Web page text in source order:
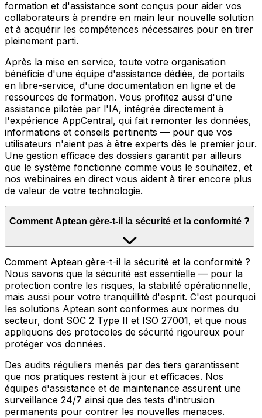
formation et d'assistance sont conçus pour aider vos
collaborateurs à prendre en main leur nouvelle solution
et à acquérir les compétences nécessaires pour en tirer
pleinement parti.
Après la mise en service, toute votre organisation
bénéficie d'une équipe d'assistance dédiée, de portails
en libre-service, d'une documentation en ligne et de
ressources de formation. Vous profitez aussi d'une
assistance pilotée par l'IA, intégrée directement à
l'expérience AppCentral, qui fait remonter les données,
informations et conseils pertinents — pour que vos
utilisateurs n'aient pas à être experts dès le premier jour.
Une gestion efficace des dossiers garantit par ailleurs
que le système fonctionne comme vous le souhaitez, et
nos webinaires en direct vous aident à tirer encore plus
de valeur de votre technologie.
Comment Aptean gère-t-il la sécurité et la conformité ?
Comment Aptean gère-t-il la sécurité et la conformité ?
Nous savons que la sécurité est essentielle — pour la
protection contre les risques, la stabilité opérationnelle,
mais aussi pour votre tranquillité d'esprit. C'est pourquoi
les solutions Aptean sont conformes aux normes du
secteur, dont SOC 2 Type II et ISO 27001, et que nous
appliquons des protocoles de sécurité rigoureux pour
protéger vos données.
Des audits réguliers menés par des tiers garantissent
que nos pratiques restent à jour et efficaces. Nos
équipes d'assistance et de maintenance assurent une
surveillance 24/7 ainsi que des tests d'intrusion
permanents pour contrer les nouvelles menaces.